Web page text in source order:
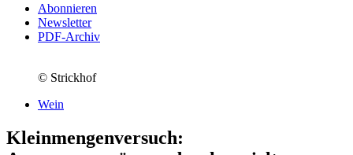
Abonnieren
Newsletter
PDF-Archiv
© Strickhof
Wein
Kleinmengenversuch: